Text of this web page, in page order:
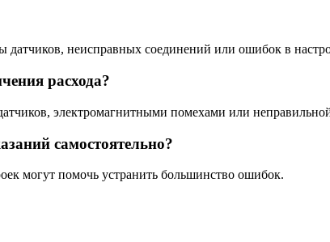
датчиков, неисправных соединений или ошибок в
расхода?
электромагнитными помехами или
самостоятельно?
могут помочь устранить большинство ошибок.